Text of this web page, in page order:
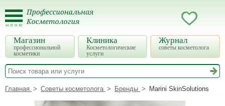
Магазин
профессиональной
косметики
Клиника
Косметологические
услуги
Журнал
советы косметолога
Главная Советы косметолога Бренды Marini SkinSolutions